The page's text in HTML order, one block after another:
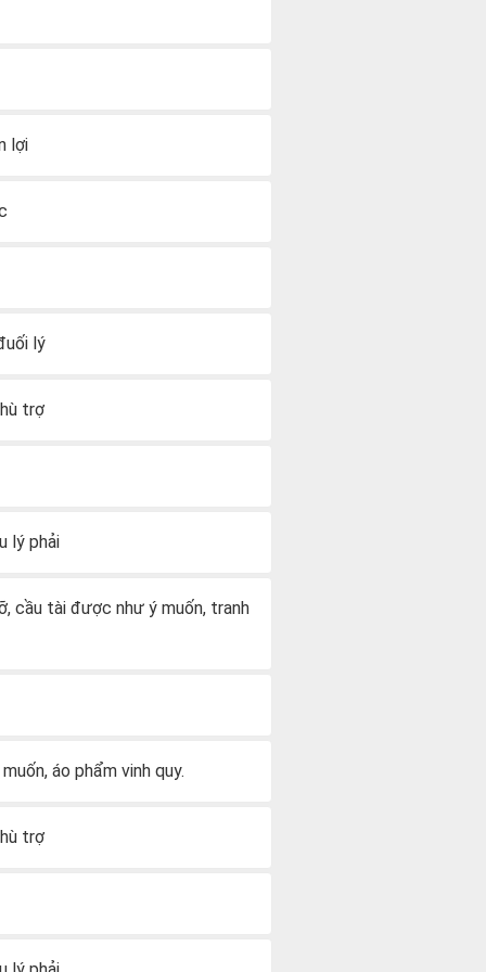
lợi
lý
trợ
lý phải
cầu tài được như ý muốn, tranh
áo phẩm vinh quy.
trợ